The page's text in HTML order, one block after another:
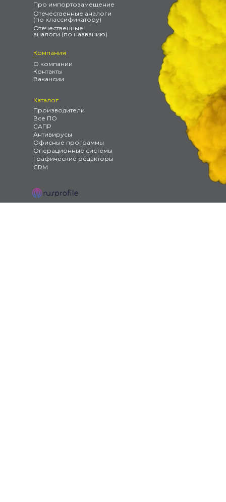
Все ПО
Производители
Антивирусы
Офисные программы
Каталог
Операционные системы
САПР
Графические редакторы
Отечественные
аналоги (по названию)
Про импортозамещение
Отечественные аналоги
(по классификатору)
Контакты
О компании
Компания
Вакансии
CRM